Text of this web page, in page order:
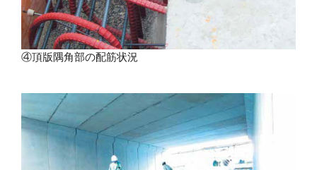
④頂版隅角部の配筋状況